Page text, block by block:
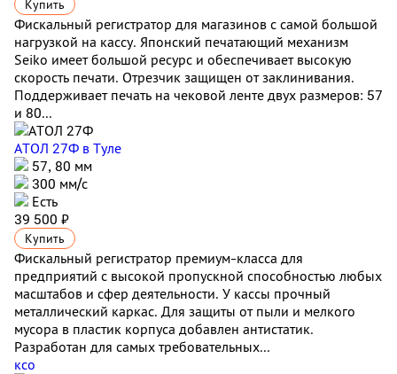
Купить
Фискальный регистратор для магазинов с самой большой
нагрузкой на кассу. Японский печатающий механизм
Seiko имеет большой ресурс и обеспечивает высокую
скорость печати. Отрезчик защищен от заклинивания.
Поддерживает печать на чековой ленте двух размеров: 57
и 80...
АТОЛ 27Ф в Туле
57, 80 мм
300 мм/с
Есть
39 500 ₽
Купить
Фискальный регистратор премиум-класса для
предприятий с высокой пропускной способностью любых
масштабов и сфер деятельности. У кассы прочный
металлический каркас. Для защиты от пыли и мелкого
мусора в пластик корпуса добавлен антистатик.
Разработан для самых требовательных...
ксо